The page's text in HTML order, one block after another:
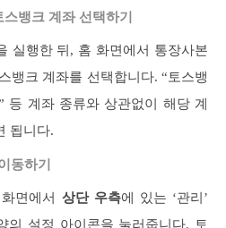
뱅크 계좌 선택하기
실행한 뒤, 홈 화면에서 통장사본
뱅크 계좌를 선택합니다. “토스뱅
등 계좌 종류와 상관없이 해당 계
됩니다.
동하기
면에서 상단 우측에 있는 ‘관리’
의 설정 아이콘을 눌러줍니다. 토